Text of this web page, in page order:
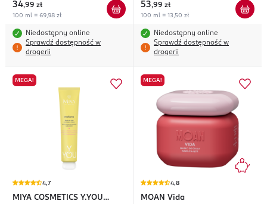
34,99 zł
100 ml = 69,98 zł
Niedostępny online
Sprawdź dostępność w
drogerii
53,99 zł
100 ml = 13,50 zł
Niedostępny online
Sprawdź dostępność w
drogerii
MEGA!
4,7
MIYA COSMETICS Y.YOU
MEGA!
4,8
MOAN Vida